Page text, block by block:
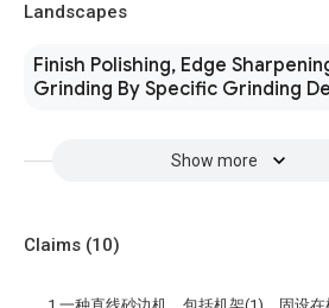
Landscapes
Finish Polishing, Edge
Grinding By Specific Grinding
Show more
Claims (10)